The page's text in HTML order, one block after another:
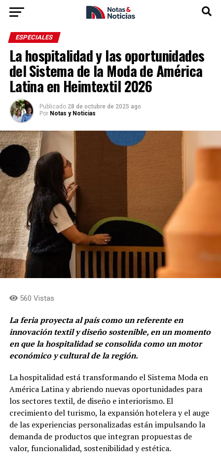
ESPECIALES
La hospitalidad y las oportunidades
del Sistema de la Moda de América
Latina en Heimtextil 2026
Publicado 28 de octubre de 2025 ago
Por Notas y Noticias
560 Vistas
La feria proyecta al país como un referente en
innovación textil y diseño sostenible, en un momento
en que la hospitalidad se consolida como un motor
económico y cultural de la región.
La hospitalidad está transformando el Sistema Moda en
América Latina y abriendo nuevas oportunidades para
los sectores textil, de diseño e interiorismo. El
crecimiento del turismo, la expansión hotelera y el auge
de las experiencias personalizadas están impulsando la
demanda de productos que integran propuestas de
valor, funcionalidad, sostenibilidad y estética.